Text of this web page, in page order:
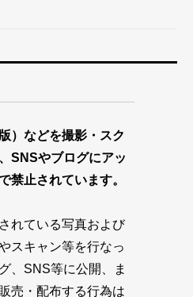
）などを撮影・スク
SNSやブログにアッ
禁止されています。
れている写真および
スキャン等を行なっ
、SNS等に公開、ま
売・配布する行為は